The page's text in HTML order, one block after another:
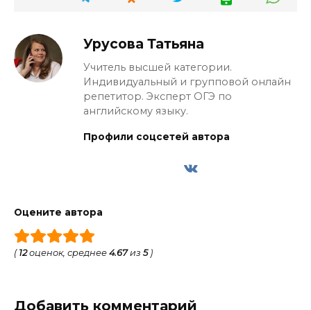
Урусова Татьяна
Учитель высшей категории.
Индивидуальный и групповой онлайн
репетитор. Эксперт ОГЭ по
английскому языку.
Профили соцсетей автора
Оцените автора
( 12оценок, среднее 4.67из 5)
Добавить комментарий